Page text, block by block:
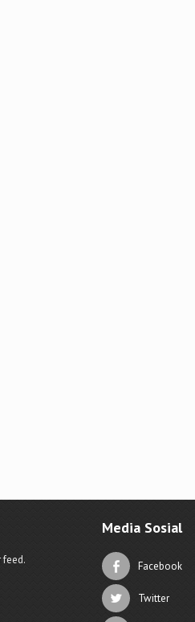
Media Sosial
Facebook
Twitter